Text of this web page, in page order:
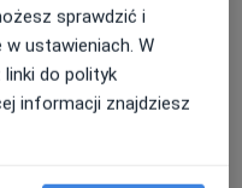
domofon: "20",
sprawdzić i
ustawieniach. W
do polityk
informacji znajdziesz